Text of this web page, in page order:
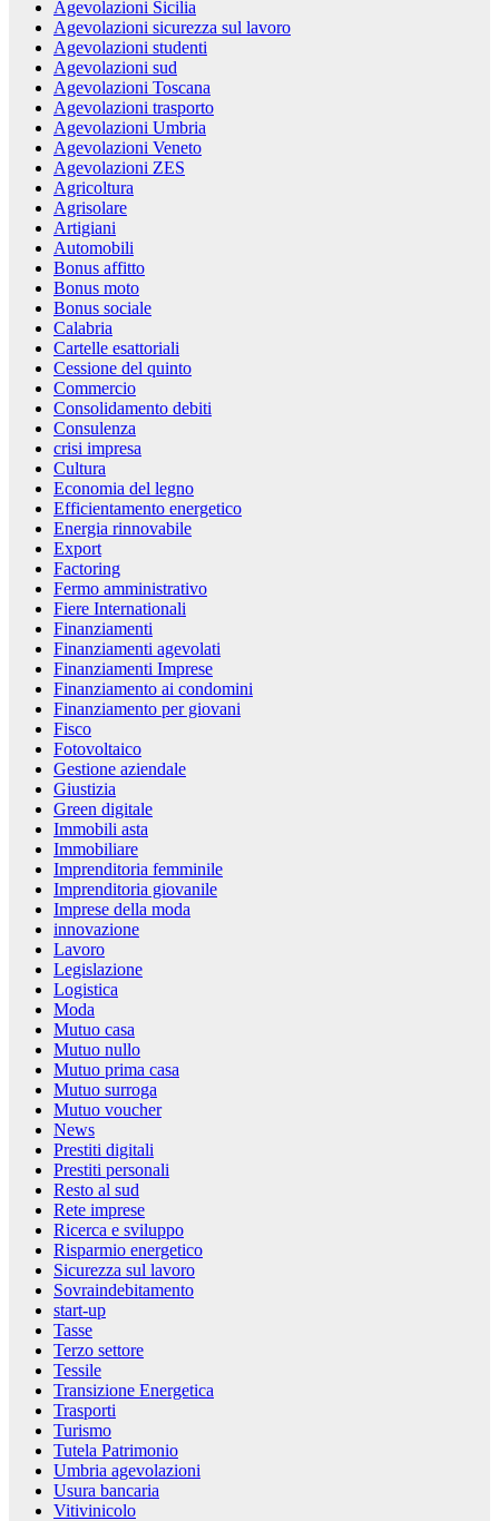
Agevolazioni Sicilia
Agevolazioni sicurezza sul lavoro
Agevolazioni studenti
Agevolazioni sud
Agevolazioni Toscana
Agevolazioni trasporto
Agevolazioni Umbria
Agevolazioni Veneto
Agevolazioni ZES
Agricoltura
Agrisolare
Artigiani
Automobili
Bonus affitto
Bonus moto
Bonus sociale
Calabria
Cartelle esattoriali
Cessione del quinto
Commercio
Consolidamento debiti
Consulenza
crisi impresa
Cultura
Economia del legno
Efficientamento energetico
Energia rinnovabile
Export
Factoring
Fermo amministrativo
Fiere Internationali
Finanziamenti
Finanziamenti agevolati
Finanziamenti Imprese
Finanziamento ai condomini
Finanziamento per giovani
Fisco
Fotovoltaico
Gestione aziendale
Giustizia
Green digitale
Immobili asta
Immobiliare
Imprenditoria femminile
Imprenditoria giovanile
Imprese della moda
innovazione
Lavoro
Legislazione
Logistica
Moda
Mutuo casa
Mutuo nullo
Mutuo prima casa
Mutuo surroga
Mutuo voucher
News
Prestiti digitali
Prestiti personali
Resto al sud
Rete imprese
Ricerca e sviluppo
Risparmio energetico
Sicurezza sul lavoro
Sovraindebitamento
start-up
Tasse
Terzo settore
Tessile
Transizione Energetica
Trasporti
Turismo
Tutela Patrimonio
Umbria agevolazioni
Usura bancaria
Vitivinicolo